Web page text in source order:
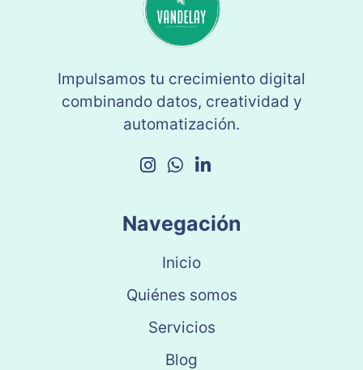
Impulsamos tu crecimiento digital
combinando datos, creatividad y
automatización.
Navegación
Inicio
Quiénes somos
Servicios
Blog